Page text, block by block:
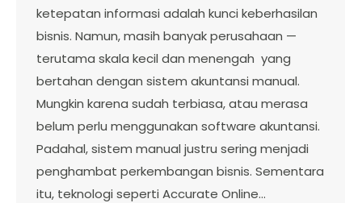
ketepatan informasi adalah kunci keberhasilan
bisnis. Namun, masih banyak perusahaan —
terutama skala kecil dan menengah yang
bertahan dengan sistem akuntansi manual.
Mungkin karena sudah terbiasa, atau merasa
belum perlu menggunakan software akuntansi.
Padahal, sistem manual justru sering menjadi
penghambat perkembangan bisnis. Sementara
itu, teknologi seperti Accurate Online…